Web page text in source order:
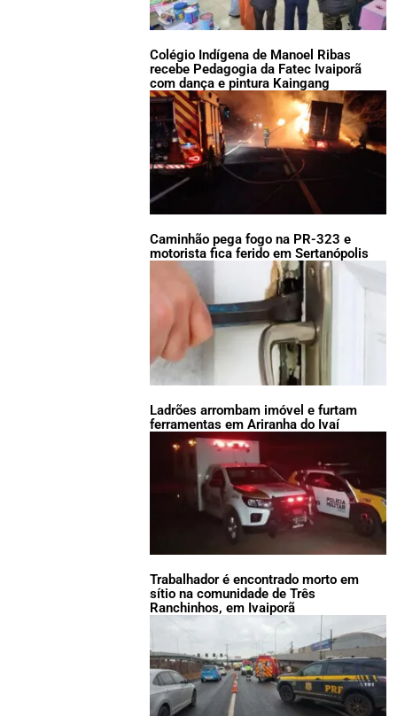
Colégio Indígena de Manoel Ribas
recebe Pedagogia da Fatec Ivaiporã
com dança e pintura Kaingang
Caminhão pega fogo na PR-323 e
motorista fica ferido em Sertanópolis
Ladrões arrombam imóvel e furtam
ferramentas em Ariranha do Ivaí
Trabalhador é encontrado morto em
sítio na comunidade de Três
Ranchinhos, em Ivaiporã